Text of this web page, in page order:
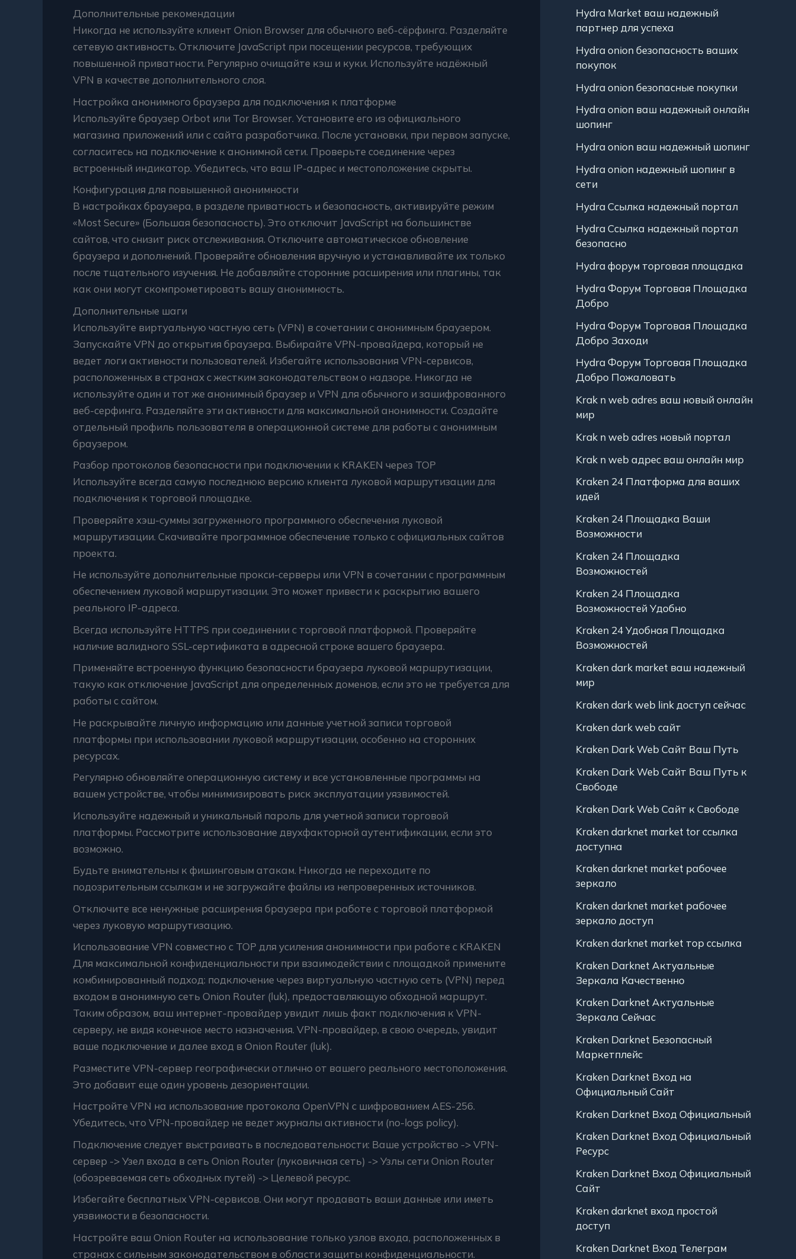
Дополнительные рекомендации
Никогда не используйте клиент Onion Browser для обычного веб-сёрфинга. Разделяйте
сетевую активность. Отключите JavaScript при посещении ресурсов, требующих
повышенной приватности. Регулярно очищайте кэш и куки. Используйте надёжный
VPN в качестве дополнительного слоя.
Настройка анонимного браузера для подключения к платформе
Используйте браузер Orbot или Tor Browser. Установите его из официального
магазина приложений или с сайта разработчика. После установки, при первом запуске,
согласитесь на подключение к анонимной сети. Проверьте соединение через
встроенный индикатор. Убедитесь, что ваш IP-адрес и местоположение скрыты.
Конфигурация для повышенной анонимности
В настройках браузера, в разделе приватность и безопасность, активируйте режим
«Most Secure» (Большая безопасность). Это отключит JavaScript на большинстве
сайтов, что снизит риск отслеживания. Отключите автоматическое обновление
браузера и дополнений. Проверяйте обновления вручную и устанавливайте их только
после тщательного изучения. Не добавляйте сторонние расширения или плагины, так
как они могут скомпрометировать вашу анонимность.
Дополнительные шаги
Используйте виртуальную частную сеть (VPN) в сочетании с анонимным браузером.
Запускайте VPN до открытия браузера. Выбирайте VPN-провайдера, который не
ведет логи активности пользователей. Избегайте использования VPN-сервисов,
расположенных в странах с жестким законодательством о надзоре. Никогда не
используйте один и тот же анонимный браузер и VPN для обычного и зашифрованного
веб-серфинга. Разделяйте эти активности для максимальной анонимности. Создайте
отдельный профиль пользователя в операционной системе для работы с анонимным
браузером.
Разбор протоколов безопасности при подключении к KRAKEN через ТОР
Используйте всегда самую последнюю версию клиента луковой маршрутизации для
подключения к торговой площадке.
Проверяйте хэш-суммы загруженного программного обеспечения луковой
маршрутизации. Скачивайте программное обеспечение только с официальных сайтов
проекта.
Не используйте дополнительные прокси-серверы или VPN в сочетании с программным
обеспечением луковой маршрутизации. Это может привести к раскрытию вашего
реального IP-адреса.
Всегда используйте HTTPS при соединении с торговой платформой. Проверяйте
наличие валидного SSL-сертификата в адресной строке вашего браузера.
Применяйте встроенную функцию безопасности браузера луковой маршрутизации,
такую как отключение JavaScript для определенных доменов, если это не требуется для
работы с сайтом.
Не раскрывайте личную информацию или данные учетной записи торговой
платформы при использовании луковой маршрутизации, особенно на сторонних
ресурсах.
Регулярно обновляйте операционную систему и все установленные программы на
вашем устройстве, чтобы минимизировать риск эксплуатации уязвимостей.
Используйте надежный и уникальный пароль для учетной записи торговой
платформы. Рассмотрите использование двухфакторной аутентификации, если это
возможно.
Будьте внимательны к фишинговым атакам. Никогда не переходите по
подозрительным ссылкам и не загружайте файлы из непроверенных источников.
Отключите все ненужные расширения браузера при работе с торговой платформой
через луковую маршрутизацию.
Использование VPN совместно с ТОР для усиления анонимности при работе с KRAKEN
Для максимальной конфиденциальности при взаимодействии с площадкой примените
комбинированный подход: подключение через виртуальную частную сеть (VPN) перед
входом в анонимную сеть Onion Router (luk), предоставляющую обходной маршрут.
Таким образом, ваш интернет-провайдер увидит лишь факт подключения к VPN-
серверу, не видя конечное место назначения. VPN-провайдер, в свою очередь, увидит
ваше подключение и далее вход в Onion Router (luk).
Разместите VPN-сервер географически отлично от вашего реального местоположения.
Это добавит еще один уровень дезориентации.
Настройте VPN на использование протокола OpenVPN с шифрованием AES-256.
Убедитесь, что VPN-провайдер не ведет журналы активности (no-logs policy).
Подключение следует выстраивать в последовательности: Ваше устройство -> VPN-
сервер -> Узел входа в сеть Onion Router (луковичная сеть) -> Узлы сети Onion Router
(обозреваемая сеть обходных путей) -> Целевой ресурс.
Избегайте бесплатных VPN-сервисов. Они могут продавать ваши данные или иметь
уязвимости в безопасности.
Настройте ваш Onion Router на использование только узлов входа, расположенных в
странах с сильным законодательством в области защиты конфиденциальности.
Hydra Market ваш надежный
партнер для успеха
Hydra onion безопасность ваших
покупок
Hydra onion безопасные покупки
Hydra onion ваш надежный онлайн
шопинг
Hydra onion ваш надежный шопинг
Hydra onion надежный шопинг в
сети
Hydra Ссылка надежный портал
Hydra Ссылка надежный портал
безопасно
Hydra форум торговая площадка
Hydra Форум Торговая Площадка
Добро
Hydra Форум Торговая Площадка
Добро Заходи
Hydra Форум Торговая Площадка
Добро Пожаловать
Krak n web adres ваш новый онлайн
мир
Krak n web adres новый портал
Krak n web адрес ваш онлайн мир
Kraken 24 Платформа для ваших
идей
Kraken 24 Площадка Ваши
Возможности
Kraken 24 Площадка
Возможностей
Kraken 24 Площадка
Возможностей Удобно
Kraken 24 Удобная Площадка
Возможностей
Kraken dark market ваш надежный
мир
Kraken dark web link доступ сейчас
Kraken dark web сайт
Kraken Dark Web Сайт Ваш Путь
Kraken Dark Web Сайт Ваш Путь к
Свободе
Kraken Dark Web Сайт к Свободе
Kraken darknet market tor ссылка
доступна
Kraken darknet market рабочее
зеркало
Kraken darknet market рабочее
зеркало доступ
Kraken darknet market тор ссылка
Kraken Darknet Актуальные
Зеркала Качественно
Kraken Darknet Актуальные
Зеркала Сейчас
Kraken Darknet Безопасный
Маркетплейс
Kraken Darknet Вход на
Официальный Сайт
Kraken Darknet Вход Официальный
Kraken Darknet Вход Официальный
Ресурс
Kraken Darknet Вход Официальный
Сайт
Kraken darknet вход простой
доступ
Kraken Darknet Вход Телеграм